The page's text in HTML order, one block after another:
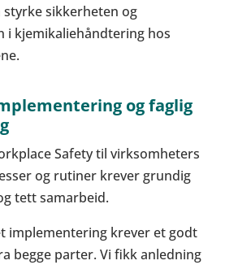
sikkerheten og
i kjemikaliehåndtering hos
og faglig
Safety til virksomheters
og rutiner krever grundig
tett samarbeid.
implementering krever et godt
begge parter. Vi fikk anledning